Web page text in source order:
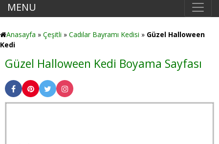
MENU
Anasayfa » Çeşitli » Cadılar Bayramı Kedisi » Güzel Halloween
Kedi
Güzel Halloween Kedi Boyama Sayfası